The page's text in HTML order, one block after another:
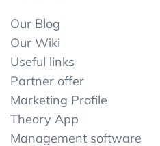
Our Blog
Our Wiki
Useful links
Partner offer
Marketing Profile
Theory App
Management software